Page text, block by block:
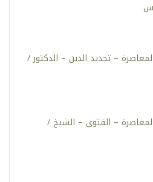
– تجديد الدين – الدكتور /
– الفتوى – الشيخ /